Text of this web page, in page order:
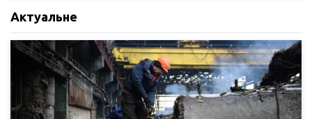
Актуальне